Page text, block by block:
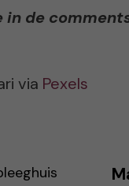
in de
via Pexels